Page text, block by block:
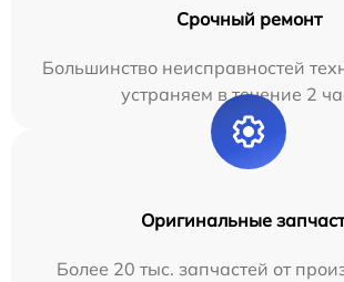
Срочный ремонт
Большинство неисправностей
устраняем в течение 2
Оригинальные
Более 20 тыс. запчастей от